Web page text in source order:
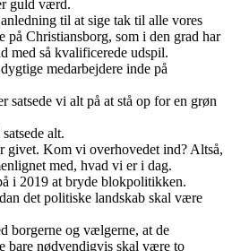
guld værd.
til at sige tak til alle vores
på Christiansborg, som i den grad har
med så kvalificerede udspil.
medarbejdere inde på
satsede vi alt på at stå op for en grøn
alt.
givet. Kom vi overhovedet ind? Altså,
med, hvad vi er i dag.
i 2019 at bryde blokpolitikken.
det politiske landskab skal være
borgerne og vælgerne, at de
bare nødvendigvis skal være to